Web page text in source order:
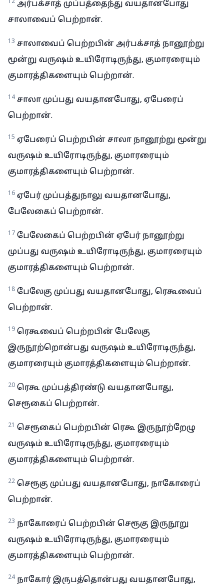
12 அர்பக்சாத் முப்பத்தைந்து வயதானபோது
சாலாவைப் பெற்றான்.
13 சாலாவைப் பெற்றபின் அர்பக்சாத் நானூற்று
மூன்று வருஷம் உயிரோடிருந்து, குமாரரையும்
குமாரத்திகளையும் பெற்றான்.
14 சாலா முப்பது வயதானபோது, ஏபேரைப்
பெற்றான்.
15 ஏபேரைப் பெற்றபின் சாலா நானூற்று மூன்று
வருஷம் உயிரோடிருந்து, குமாரரையும்
குமாரத்திகளையும் பெற்றான்.
16 ஏபேர் முப்பத்துநாலு வயதானபோது,
பேலேகைப் பெற்றான்.
17 பேலேகைப் பெற்றபின் ஏபேர் நானூற்று
முப்பது வருஷம் உயிரோடிருந்து, குமாரரையும்
குமாரத்திகளையும் பெற்றான்.
18 பேலேகு முப்பது வயதானபோது, ரெகூவைப்
பெற்றான்.
19 ரெகூவைப் பெற்றபின் பேலேகு
இருநூற்றொன்பது வருஷம் உயிரோடிருந்து,
குமாரரையும் குமாரத்திகளையும் பெற்றான்.
20 ரெகூ முப்பத்திரண்டு வயதானபோது,
செரூகைப் பெற்றான்.
21 செரூகைப் பெற்றபின் ரெகூ இருநூற்றேழு
வருஷம் உயிரோடிருந்து, குமாரரையும்
குமாரத்திகளையும் பெற்றான்.
22 செரூகு முப்பது வயதானபோது, நாகோரைப்
பெற்றான்.
23 நாகோரைப் பெற்றபின் செரூகு இருநூறு
வருஷம் உயிரோடிருந்து, குமாரரையும்
குமாரத்திகளையும் பெற்றான்.
24 நாகோர் இருபத்தொன்பது வயதானபோது,